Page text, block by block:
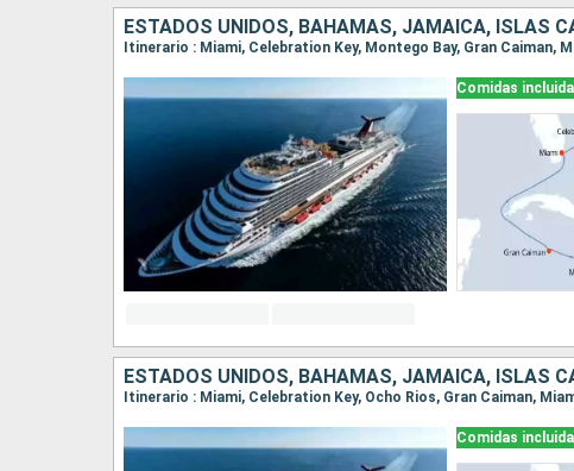
ESTADOS UNIDOS, BAHAMAS, JAMAICA, ISLAS
Itinerario : Miami, Celebration Key, Montego Bay, Gran Caiman,
Comidas
ESTADOS UNIDOS, BAHAMAS, JAMAICA, ISLAS
Itinerario : Miami, Celebration Key, Ocho Rios, Gran Caiman,
Comidas